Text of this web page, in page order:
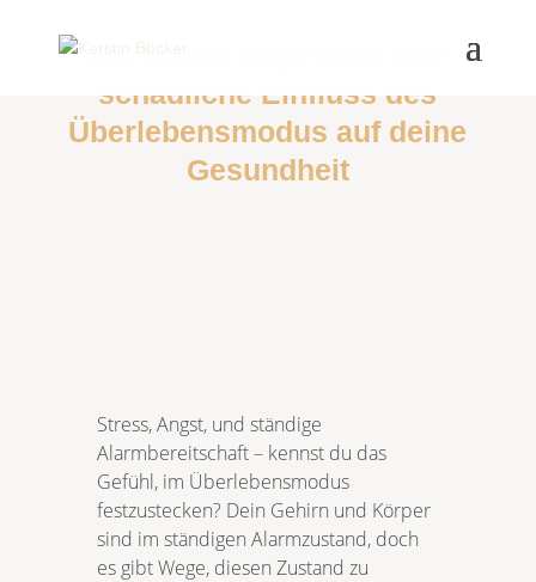
schädliche Einfluss des
Überlebensmodus auf deine
Gesundheit
Stress, Angst, und ständige
Alarmbereitschaft – kennst du das
Gefühl, im Überlebensmodus
festzustecken? Dein Gehirn und Körper
sind im ständigen Alarmzustand, doch
es gibt Wege, diesen Zustand zu